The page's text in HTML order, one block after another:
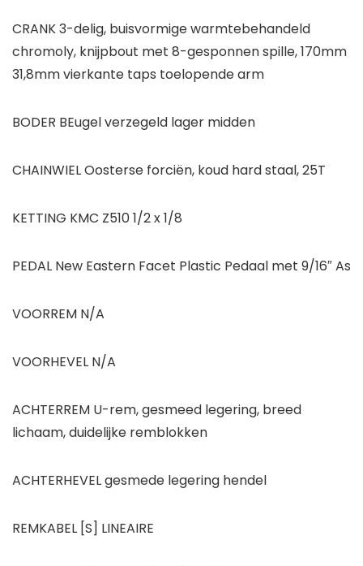
CRANK 3-delig, buisvormige warmtebehandeld
chromoly, knijpbout met 8-gesponnen spille, 170mm
31,8mm vierkante taps toelopende arm
BODER BEugel verzegeld lager midden
CHAINWIEL Oosterse forciën, koud hard staal, 25T
KETTING KMC Z510 1/2 x 1/8
PEDAL New Eastern Facet Plastic Pedaal met 9/16″ As
VOORREM N/A
VOORHEVEL N/A
ACHTERREM U-rem, gesmeed legering, breed
lichaam, duidelijke remblokken
ACHTERHEVEL gesmede legering hendel
REMKABEL [S] LINEAIRE